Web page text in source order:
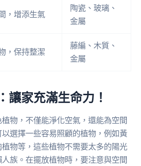
，增添生氣
陶瓷、玻璃、
金屬
，保持整潔
藤編、木質、
金屬
讓家充滿生命力！
物，不僅能淨化空氣，還能為空間
選擇一些容易照顧的植物，例如黃
物等，這些植物不需要太多的陽光
族。在擺放植物時，要注意與空間